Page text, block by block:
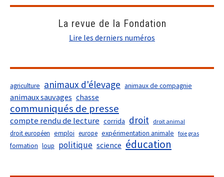
La revue de la Fondation
Lire les derniers numéros
agriculture animaux d'élevage animaux de compagnie
animaux sauvages chasse
communiqués de presse
compte rendu de lecture corrida droit droit animal
droit européen emploi europe expérimentation animale foie gras
formation loup politique science éducation